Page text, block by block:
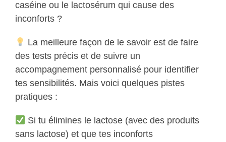
caséine ou le lactosérum qui cause des
inconforts ?
La meilleure façon de le savoir est de faire
des tests précis et de suivre un
accompagnement personnalisé pour identifier
tes sensibilités. Mais voici quelques pistes
pratiques :
Si tu élimines le lactose (avec des produits
sans lactose) et que tes inconforts